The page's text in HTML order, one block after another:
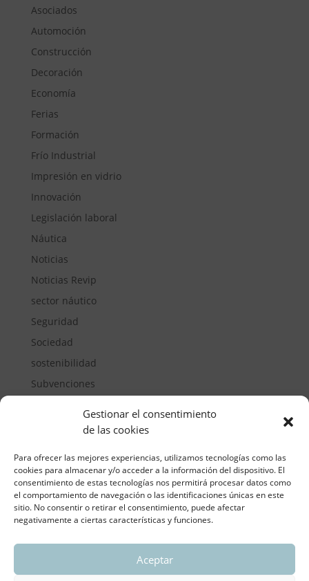
Gestionar el consentimiento
de las cookies
Para ofrecer las mejores experiencias, utilizamos tecnologías como las
cookies para almacenar y/o acceder a la información del dispositivo. El
consentimiento de estas tecnologías nos permitirá procesar datos como
el comportamiento de navegación o las identificaciones únicas en este
sitio. No consentir o retirar el consentimiento, puede afectar
negativamente a ciertas características y funciones.
Aceptar
Asociados
Automoción
Construcción
Decoración
Economía
Ferias
Formación
Frío Industrial
Impresión en vidrio
Innovación
Legislación laboral
Náutica
Noticias
Noticias Revip
sector náutico
Seguridad
Sociedad
sostenibilidad
Subvenciones
ASOCIACIÓN REGIONAL VALENCIANA DE